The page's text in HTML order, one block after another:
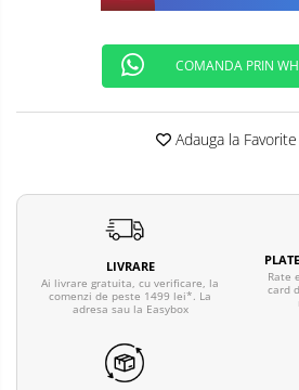
COMANDA PRIN
Adauga la Favorite
LIVRARE
Ai livrare gratuita, cu verificare, la
comenzi de peste 1499 lei*. La
adresa sau la Easybox
Rate
card